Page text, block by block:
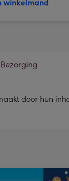
winkelmand
Bezorging
door hun